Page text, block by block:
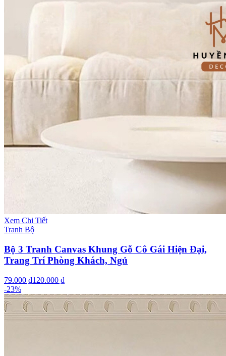
Xem Chi Tiết
Tranh Bộ
Bộ 3 Tranh Canvas Khung Gỗ Cô Gái Hiện Đại,
Trang Trí Phòng Khách, Ngủ
79.000 ₫120.000 ₫
-23%